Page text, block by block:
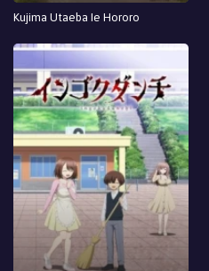
Kujima Utaeba Ie Hororo